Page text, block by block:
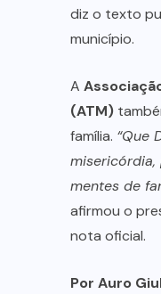
diz o texto
município.
A
(ATM)
família. “Que
mentes de
afirmou o
nota oficial.
Por Auro